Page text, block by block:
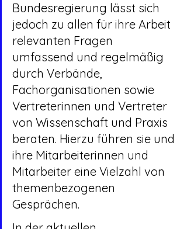
Bundesregierung lässt sich
jedoch zu allen für ihre Arbeit
relevanten Fragen
umfassend und regelmäßig
durch Verbände,
Fachorganisationen sowie
Vertreterinnen und Vertreter
von Wissenschaft und Praxis
beraten. Hierzu führen sie und
ihre Mitarbeiterinnen und
Mitarbeiter eine Vielzahl von
themenbezogenen
Gesprächen.